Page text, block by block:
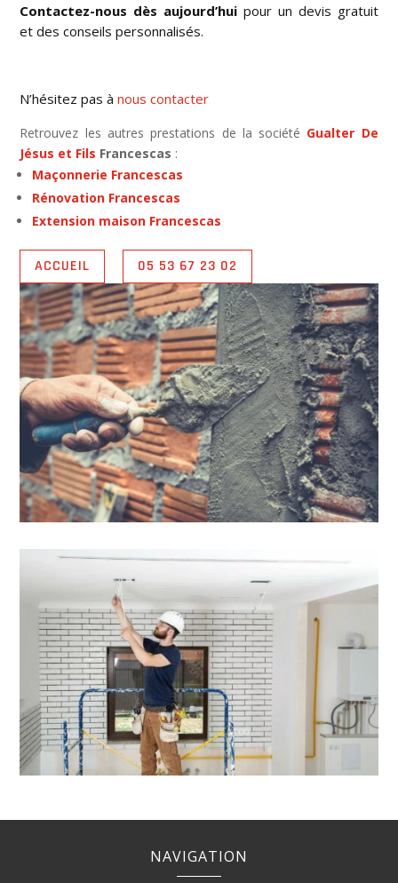
Contactez-nous dès aujourd’hui pour un devis gratuit
et des conseils personnalisés.
N’hésitez pas ànous contacter
Retrouvez les autres prestations de la société Gualter De
Jésus et Fils Francescas :
Maçonnerie Francescas
Rénovation Francescas
Extension maison Francescas
ACCUEIL 05 53 67 23 02
NAVIGATION